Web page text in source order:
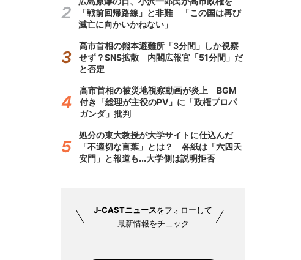
「戦前回帰路線」と非難 「この国は再び
滅亡に向かいかねない」
高市首相の熊本避難所「3分間」しか視察
せず？SNS拡散 内閣広報官「51分間」だ
と否定
高市首相の被災地視察動画が炎上 BGM
付き「総理が主役のPV」に「政権プロパ
ガンダ」批判
処分の東大教授が大学サイトに仕込んだ
「不適切な言葉」とは？ 各紙は「六四天
安門」と報道も...大学側は説明拒否
J-CASTニュースをフォローして
最新情報をチェック